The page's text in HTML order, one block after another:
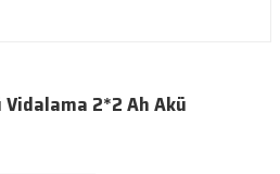
Vidalama 2*2 Ah Akü